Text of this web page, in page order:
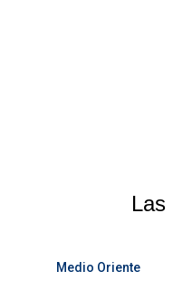
Las
Medio Oriente